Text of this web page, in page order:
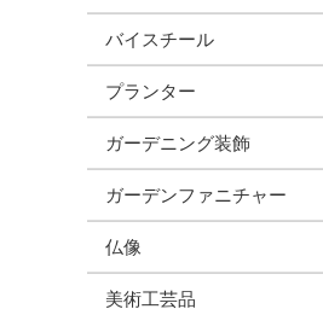
バイスチール
プランター
ガーデニング装飾
ガーデンファニチャー
仏像
美術工芸品